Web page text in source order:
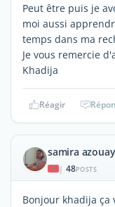
Peut être puis je
moi aussi
temps dans ma
Je vous remercie
Khadija
Réagir
samira azouay
| 48POSTS
Bonjour khadija ça